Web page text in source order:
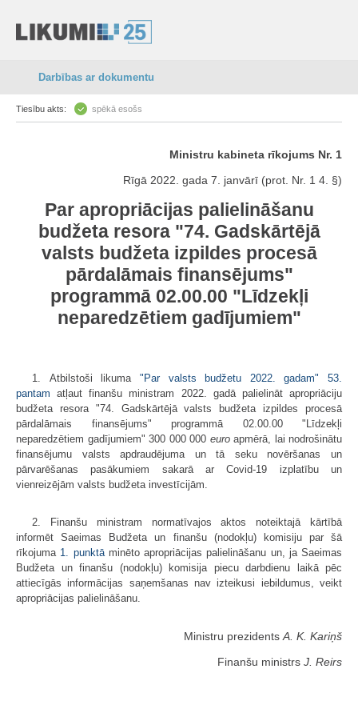
Darbības ar dokumentu
Tiesību akts: spēkā esošs
Ministru kabineta rīkojums Nr. 1
Rīgā 2022. gada 7. janvārī (prot. Nr. 1 4. §)
Par apropriācijas palielināšanu
budžeta resora "74. Gadskārtējā
valsts budžeta izpildes procesā
pārdalāmais finansējums"
programmā 02.00.00 "Līdzekļi
neparedzētiem gadījumiem"
1. Atbilstoši likuma "Par valsts budžetu 2022. gadam" 53.
pantam atļaut finanšu ministram 2022. gadā palielināt apropriāciju
budžeta resora "74. Gadskārtējā valsts budžeta izpildes procesā
pārdalāmais finansējums" programmā 02.00.00 "Līdzekļi
neparedzētiem gadījumiem" 300 000 000 euroapmērā, lai nodrošinātu
finansējumu valsts apdraudējuma un tā seku novēršanas un
pārvarēšanas pasākumiem sakarā ar Covid-19 izplatību un
vienreizējām valsts budžeta investīcijām.
2. Finanšu ministram normatīvajos aktos noteiktajā kārtībā
informēt Saeimas Budžeta un finanšu (nodokļu) komisiju par šā
rīkojuma 1. punktāminēto apropriācijas palielināšanu un, ja Saeimas
Budžeta un finanšu (nodokļu) komisija piecu darbdienu laikā pēc
attiecīgās informācijas saņemšanas nav izteikusi iebildumus, veikt
apropriācijas palielināšanu.
Ministru prezidents A. K. Kariņš
Finanšu ministrs J. Reirs